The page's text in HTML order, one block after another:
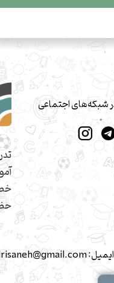
شبکه‌های اجتماعی
ایمیل: